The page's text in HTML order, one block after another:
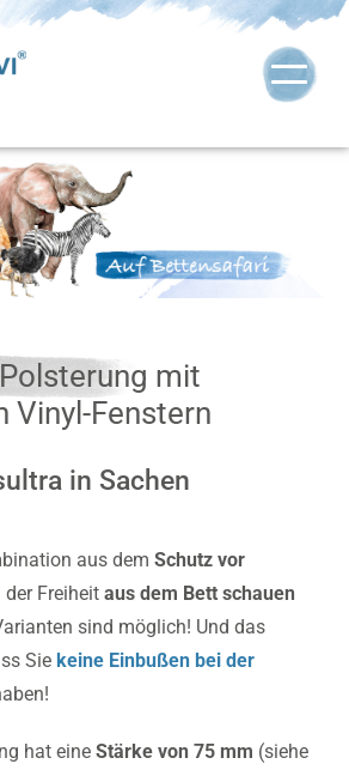
mit
Vinyl-Fenstern
in Sachen
aus dem Schutz vor
der Freiheit aus dem Bett schauen
sind möglich! Und das
Sie keine Einbußen bei der
hat eine Stärke von 75 mm (siehe